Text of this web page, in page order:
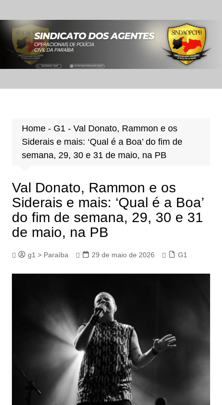
para
conteúdo
Home- G1 - Val Donato, Rammon e os
Siderais e mais: ‘Qual é a Boa’ do fim de
semana, 29, 30 e 31 de maio, na PB
Val Donato, Rammon e os
Siderais e mais: ‘Qual é a Boa’
do fim de semana, 29, 30 e 31
de maio, na PB
g1 > Paraíba 29 de maio de 2026 G1